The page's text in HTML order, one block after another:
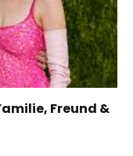
Freund &